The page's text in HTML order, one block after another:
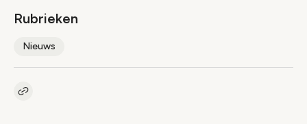
Rubrieken
Nieuws
Kopieer link naar artikel